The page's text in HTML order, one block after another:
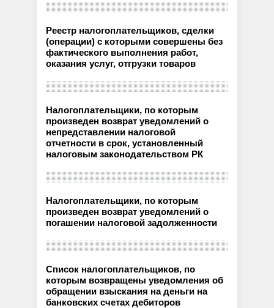
Реестр налогоплательщиков, сделки
(операции) с которыми совершены без
фактического выполнения работ,
оказания услуг, отгрузки товаров
Налогоплательщики, по которым
произведен возврат уведомлений о
непредставлении налоговой
отчетности в срок, установленный
налоговым законодательством РК
Налогоплательщики, по которым
произведен возврат уведомлений о
погашении налоговой задолженности
Список налогоплательщиков, по
которым возвращены уведомления об
обращении взыскания на деньги на
банковских счетах дебиторов